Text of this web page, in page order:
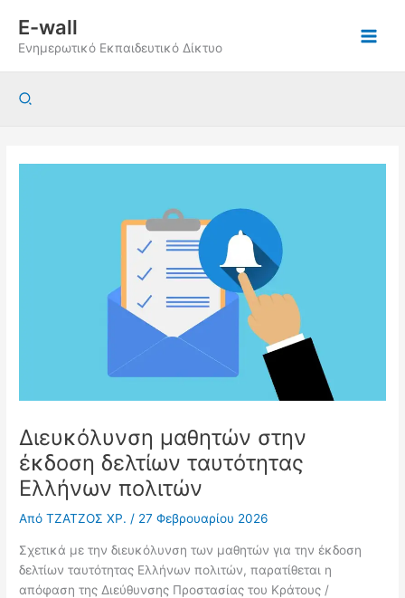
περιεχόμενο
E-wall
Ενημερωτικό Εκπαιδευτικό Δίκτυο
Αναζήτηση
Διευκόλυνση μαθητών στην
έκδοση δελτίων ταυτότητας
Ελλήνων πολιτών
ΑπόΤΖΑΤΖΟΣ ΧΡ. / 27 Φεβρουαρίου 2026
Σχετικά με την διευκόλυνση των μαθητών για την έκδοση
δελτίων ταυτότητας Ελλήνων πολιτών, παρατίθεται η
απόφαση της Διεύθυνσης Προστασίας του Κράτους /